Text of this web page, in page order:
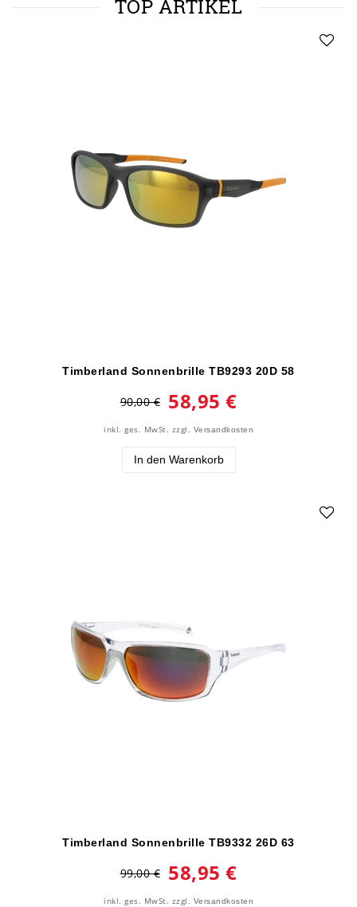
TOP ARTIKEL
Timberland Sonnenbrille TB9293 20D 58
90,00 € 58,95 €
inkl. ges. MwSt. zzgl. Versandkosten
In den Warenkorb
Timberland Sonnenbrille TB9332 26D 63
99,00 € 58,95 €
inkl. ges. MwSt. zzgl. Versandkosten